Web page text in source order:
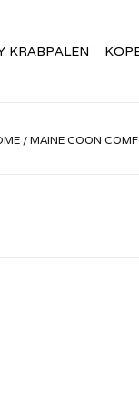
KRABPALEN
/ MAINE COON